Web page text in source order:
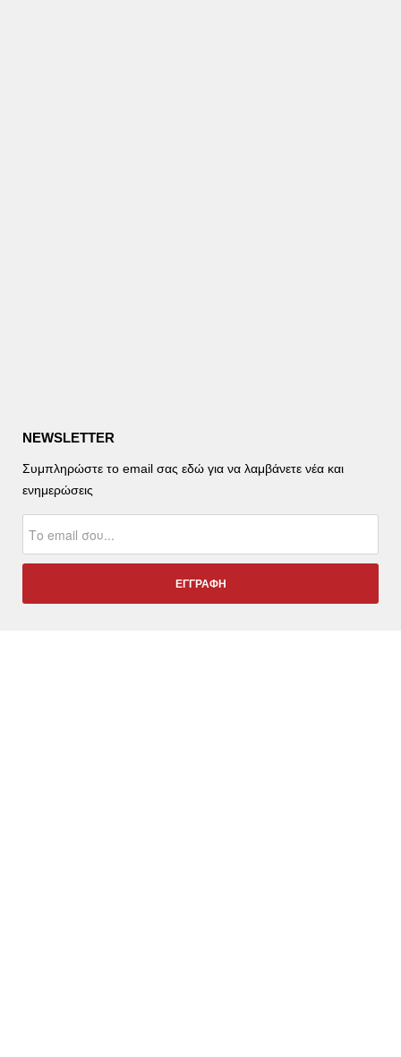
NEWSLETTER
Συμπληρώστε το email σας εδώ για να λαμβάνετε νέα και
ενημερώσεις